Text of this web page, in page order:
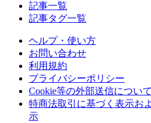
記事一覧
記事タグ一覧
ヘルプ・使い方
お問い合わせ
利用規約
プライバシーポリシー
Cookie等の外部送信について
特商法取引に基づく表示お
示